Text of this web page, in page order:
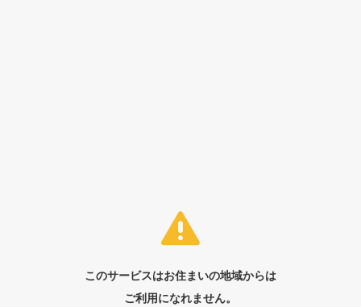
このサービスはお住まいの地域からは
ご利用になれません。